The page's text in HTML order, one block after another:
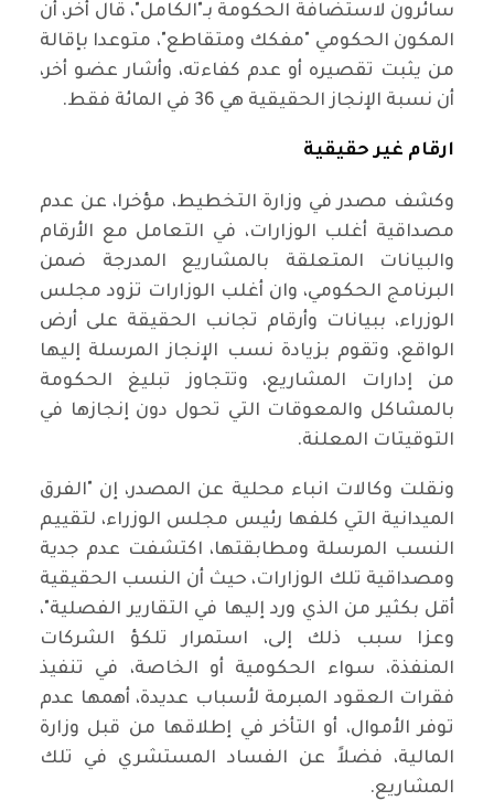
سائرون لاستضافة الحكومة بـ"الكامل"، قال أخر، أن
المكون الحكومي "مفكك ومتقاطع"، متوعدا بإقالة
من يثبت تقصيره أو عدم كفاءته، وأشار عضو أخر،
أن نسبة الإنجاز الحقيقية هي 36 في المائة فقط.
ارقام غير حقيقية
وكشف مصدر في وزارة التخطيط، مؤخرا، عن عدم
مصداقية أغلب الوزارات، في التعامل مع الأرقام
والبيانات المتعلقة بالمشاريع المدرجة ضمن
البرنامج الحكومي، وان أغلب الوزارات تزود مجلس
الوزراء، ببيانات وأرقام تجانب الحقيقة على أرض
الواقع، وتقوم بزيادة نسب الإنجاز المرسلة إليها
من إدارات المشاريع، وتتجاوز تبليغ الحكومة
بالمشاكل والمعوقات التي تحول دون إنجازها في
التوقيتات المعلنة.
ونقلت وكالات انباء محلية عن المصدر، إن "الفرق
الميدانية التي كلفها رئيس مجلس الوزراء، لتقييم
النسب المرسلة ومطابقتها، اكتشفت عدم جدية
ومصداقية تلك الوزارات، حيث أن النسب الحقيقية
أقل بكثير من الذي ورد إليها في التقارير الفصلية"،
وعزا سبب ذلك إلى، استمرار تلكؤ الشركات
المنفذة، سواء الحكومية أو الخاصة، في تنفيذ
فقرات العقود المبرمة لأسباب عديدة، أهمها عدم
توفر الأموال، أو التأخر في إطلاقها من قبل وزارة
المالية، فضلاً عن الفساد المستشري في تلك
المشاريع.